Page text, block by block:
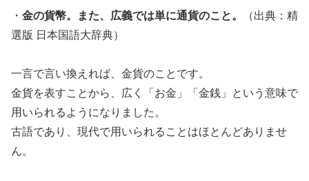
・ 金の貨幣。また、広義では単に通貨のこと。
（出典：精
選版 日本国語大辞典）
一言で言い換えれば、金貨のことです。
金貨を表すことから、広く「お金」「金銭」という意味で
用いられるようになりました。
古語であり、現代で用いられることはほとんどありませ
ん。